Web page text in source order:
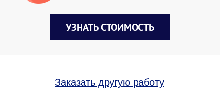
УЗНАТЬ СТОИМОСТЬ
Заказать другую работу